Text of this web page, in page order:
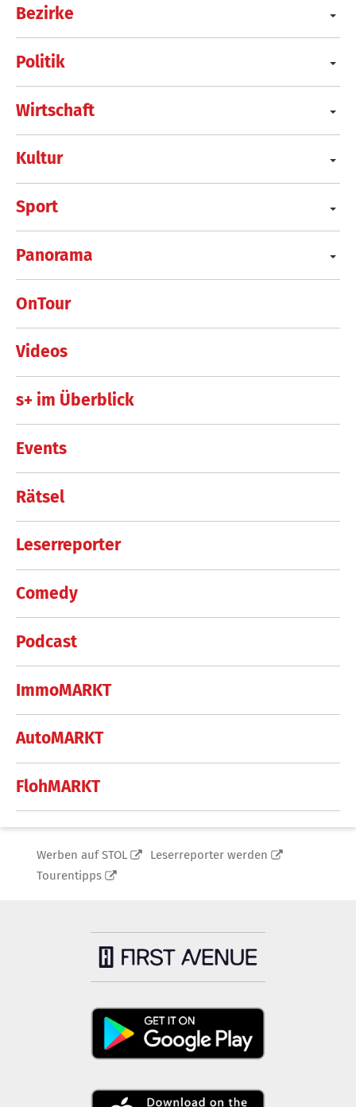
Bezirke
Politik
Wirtschaft
Kultur
Sport
Panorama
OnTour
Videos
s+ im Überblick
Events
Rätsel
Leserreporter
Comedy
Podcast
ImmoMARKT
AutoMARKT
FlohMARKT
Werben auf STOL
Leserreporter werden
Tourentipps